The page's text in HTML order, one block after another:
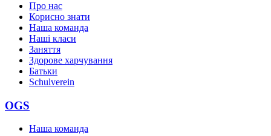
Про нас
Корисно знати
Наша команда
Наші класи
Заняття
Здорове харчування
Батьки
Schulverein
OGS
Наша команда